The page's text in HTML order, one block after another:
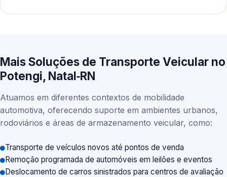
Mais Soluções de Transporte Veicular no
Potengi, Natal‑RN
Atuamos em diferentes contextos de mobilidade
automotiva, oferecendo suporte em ambientes urbanos,
rodoviários e áreas de armazenamento veicular, como:
Transporte de veículos novos até pontos de venda
Remoção programada de automóveis em leilões e eventos
Deslocamento de carros sinistrados para centros de avaliação